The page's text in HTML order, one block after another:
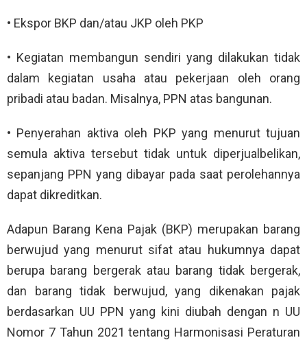
• Ekspor BKP dan/atau JKP oleh PKP
• Kegiatan membangun sendiri yang dilakukan tidak
dalam kegiatan usaha atau pekerjaan oleh orang
pribadi atau badan. Misalnya, PPN atas bangunan.
• Penyerahan aktiva oleh PKP yang menurut tujuan
semula aktiva tersebut tidak untuk diperjualbelikan,
sepanjang PPN yang dibayar pada saat perolehannya
dapat dikreditkan.
Adapun Barang Kena Pajak (BKP) merupakan barang
berwujud yang menurut sifat atau hukumnya dapat
berupa barang bergerak atau barang tidak bergerak,
dan barang tidak berwujud, yang dikenakan pajak
berdasarkan UU PPN yang kini diubah dengan n UU
Nomor 7 Tahun 2021 tentang Harmonisasi Peraturan